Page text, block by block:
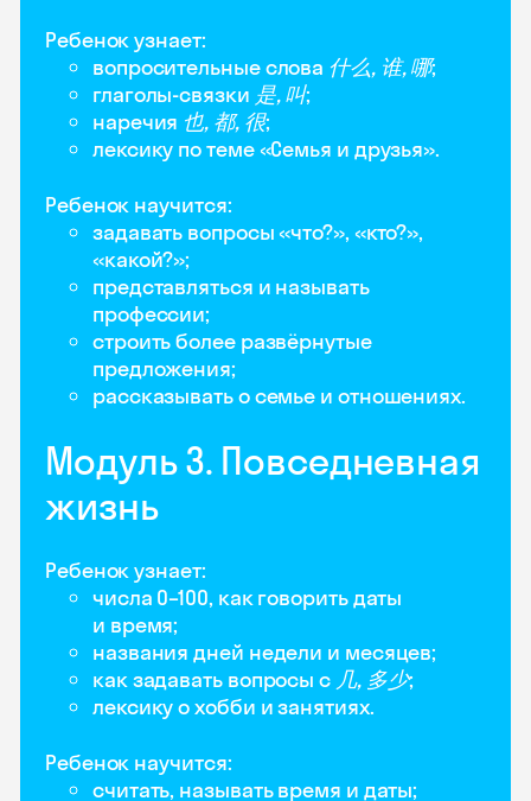
Ребенок узнает:
вопросительные слова 什么, 谁, 哪;
глаголы-связки 是, 叫;
наречия 也, 都, 很;
лексику по теме «Семья и друзья».
Ребенок научится:
задавать вопросы «что?», «кто?»,
«какой?»;
представляться и называть
профессии;
строить более развёрнутые
предложения;
рассказывать о семье и отношениях.
Модуль 3. Повседневная
жизнь
Ребенок узнает:
числа 0–100, как говорить даты
и время;
названия дней недели и месяцев;
как задавать вопросы с 几, 多少;
лексику о хобби и занятиях.
Ребенок научится:
считать, называть время и даты;